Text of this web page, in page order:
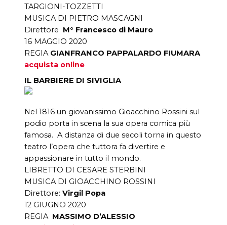
TARGIONI-TOZZETTI
MUSICA DI PIETRO MASCAGNI
Direttore M° Francesco di Mauro
16 MAGGIO 2020
REGIA GIANFRANCO PAPPALARDO FIUMARA
acquista online
IL BARBIERE DI SIVIGLIA
Nel 1816 un giovanissimo Gioacchino Rossini sul
podio porta in scena la sua opera comica più
famosa. A distanza di due secoli torna in questo
teatro l’opera che tuttora fa divertire e
appassionare in tutto il mondo.
LIBRETTO DI CESARE STERBINI
MUSICA DI GIOACCHINO ROSSINI
Direttore: Virgil Popa
12 GIUGNO 2020
REGIA MASSIMO D’ALESSIO